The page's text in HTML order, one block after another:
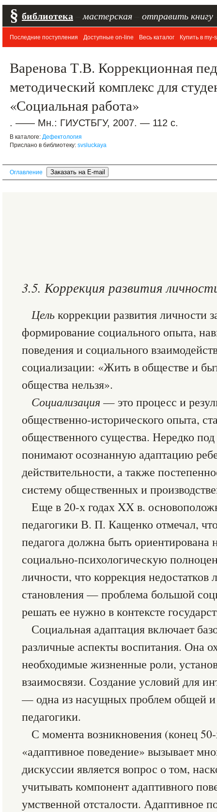
§ библиотека мастерская отправить книгу
Последние поступления Доступные on-line Весь каталог Купить в my-
Варенова Т.В. Коррекционная
методический комплекс для
«Социальная работа»
. —— Мн.: ГИУСТБГУ, 2007. — 112 с.
В каталоге: Дефектология
Прислано в библиотеку: svsluckaya
Оглавление
3.5. Коррекция развития
Целькоррекции развития личности
формирование социального опыта,
поведения и социального
социализации: «Жить в обществе и
общества нельзя».
Социализация — это процесс и
общественно-исторического опыта,
общественного существа. Нередко
понимают осознанную адаптацию
действительности, а также
систему общественных и
Еще в 20-х годах XX в.
педагогики В. П. Кащенко отмечал,
педагога должна быть ориентирована
социально-психологическую
личности, что коррекция недостатков
становления — проблема большой
решать ее нужно в контексте
Социальная адаптация включает
различные аспекты воспитания. Она
необходимые жизненные роли,
взаимосвязи. Создание условий для
— одна из насущных проблем общей
педагогики.
С момента возникновения (конец
«адаптивное поведение» вызывает
дискуссии является вопрос о том,
учитывать компонент адаптивного
умственной отсталости. Адаптивное